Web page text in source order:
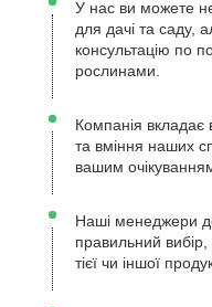
У нас ви можете
для дачі та саду,
консультацію по
рослинами.
Компанія вкладає
та вміння наших
вашим
Наші менеджери
правильний вибір,
тієї чи іншої